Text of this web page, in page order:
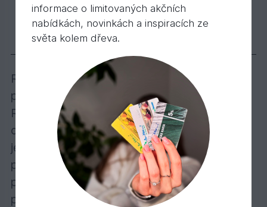
Ruční vzorkovník dubové kolekce podlah
544,50Kč
Popis
Ruční vzorkovník třívrstvých dřevěných
podlah EKOWOOD
Reálné vzorky podlah EKOWOOD v délce 30
cm. Součástí vzorkovníku jsou fotografie
jednotlivých dekorů s náhledem na 2,5 m2
podlahové plochy. Tím máte jasnou
představu nejen o samotné skladbě dřevěné
podlahy, jejím zpracování a povrchové
informace o limitovaných akčních
nabídkách, novinkách a inspiracích ze
světa kolem dřeva.